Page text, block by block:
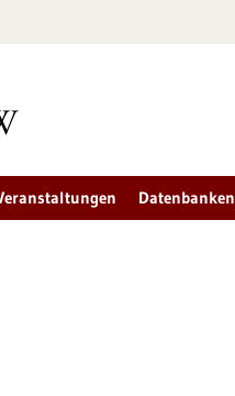
Datenbanken